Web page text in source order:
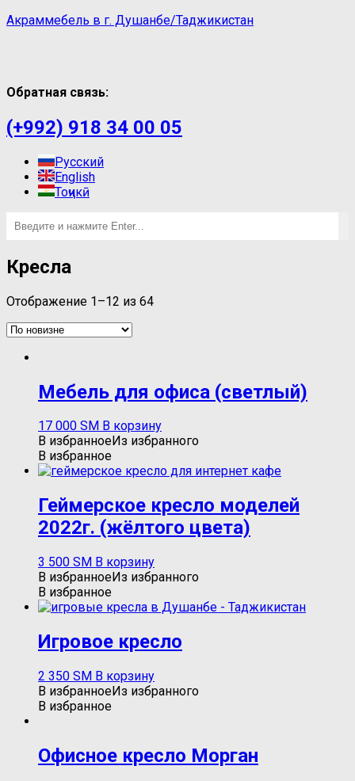
Акраммебель в г. Душанбе/Таджикистан
Обратная связь:
(+992) 918 34 00 05
Русский
English
Тоҷикӣ
Кресла
Отображение 1–12 из 64
Мебель для офиса (светлый)
17 000 ЅМ В корзину
В избранноеИз избранного
В избранное
Геймерское кресло моделей
2022г. (жёлтого цвета)
3 500 ЅМ В корзину
В избранноеИз избранного
В избранное
Игровое кресло
2 350 ЅМ В корзину
В избранноеИз избранного
В избранное
Офисное кресло Морган